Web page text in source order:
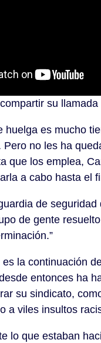
su llamada
huelga es mucho
Pero no les ha
que los emplea,
a cabo hasta el
de
de gente
la continuación
entonces ha
su sindicato,
a viles insultos
lo que estaban